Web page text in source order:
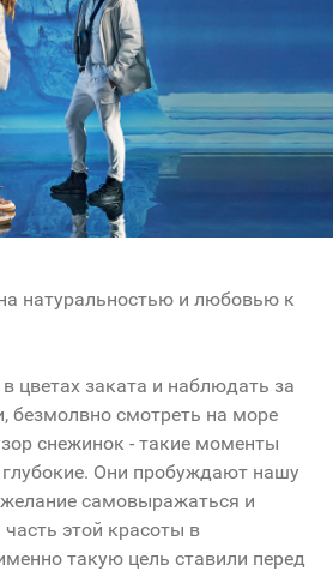
натуральностью и любовью к
цветах заката и наблюдать за
безмолвно смотреть на море
снежинок - такие моменты
Они пробуждают нашу
самовыражаться и
этой красоты в
такую цель ставили перед